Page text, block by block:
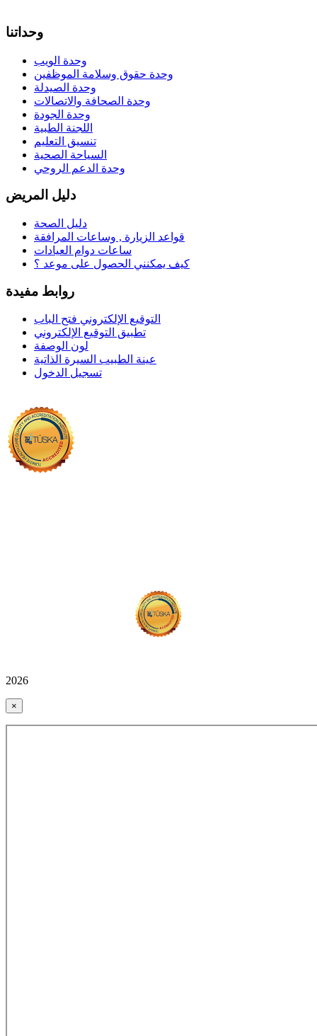
وحداتنا
وحدة الويب
وحدة حقوق وسلامة الموظفين
وحدة الصيدلة
وحدة الصحافة والاتصالات
وحدة الجودة
اللجنة الطبية
تنسيق التعليم
السياحة الصحية
وحدة الدعم الروحي
دليل المريض
دليل الصحة
قواعد الزيارة , وساعات المرافقة
ساعات دوام العيادات
كيف يمكنني الحصول على موعد ؟
روابط مفيدة
التوقيع الإلكتروني فتح الباب
تطبيق التوقيع الإلكتروني
لون الوصفة
عينة الطبيب السيرة الذاتية
تسجيل الدخول
2026
×